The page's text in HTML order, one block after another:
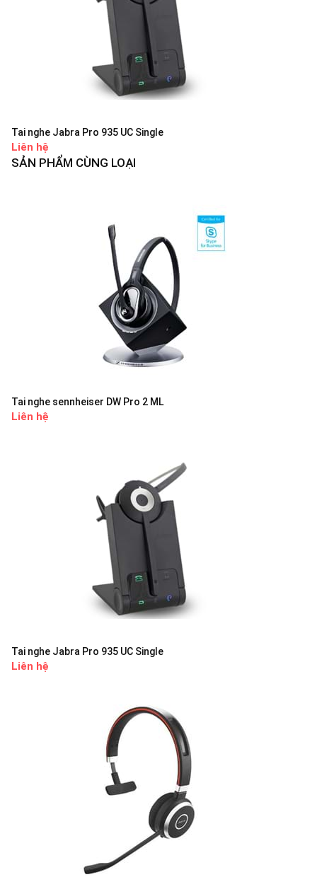
Tai nghe Jabra Pro 935 UC Single
Liên hệ
SẢN PHẨM CÙNG LOẠI
Tai nghe sennheiser DW Pro 2 ML
Liên hệ
Tai nghe Jabra Pro 935 UC Single
Liên hệ